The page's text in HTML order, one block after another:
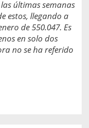
últimas semanas
estos, llegando a
de 550.047. Es
en solo dos
no se ha referido